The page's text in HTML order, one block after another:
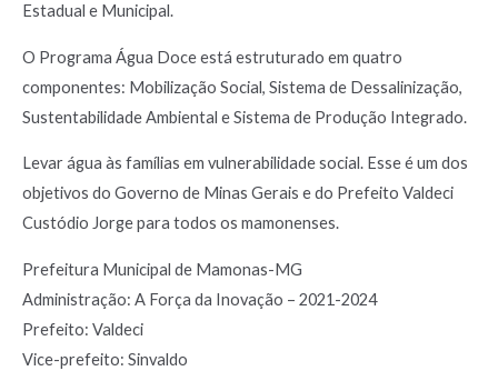
Estadual e Municipal.
O Programa Água Doce está estruturado em quatro
componentes: Mobilização Social, Sistema de Dessalinização,
Sustentabilidade Ambiental e Sistema de Produção Integrado.
Levar água às famílias em vulnerabilidade social. Esse é um dos
objetivos do Governo de Minas Gerais e do Prefeito Valdeci
Custódio Jorge para todos os mamonenses.
Prefeitura Municipal de Mamonas-MG
Administração: A Força da Inovação – 2021-2024
Prefeito: Valdeci
Vice-prefeito: Sinvaldo